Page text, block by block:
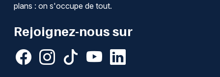
plans : on s'occupe de tout.
Rejoignez-nous sur